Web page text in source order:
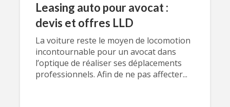
Leasing auto pour avocat :
devis et offres LLD
La voiture reste le moyen de locomotion
incontournable pour un avocat dans
l’optique de réaliser ses déplacements
professionnels. Afin de ne pas affecter...